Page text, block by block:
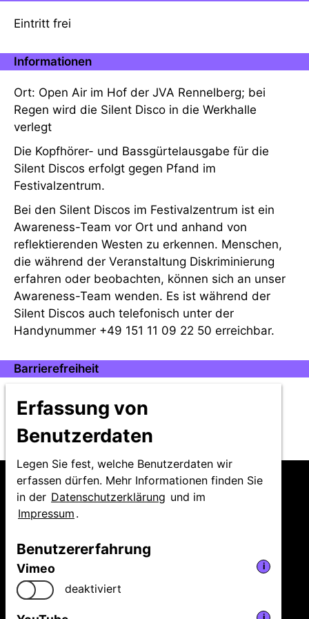
Erfassung von
Benutzerdaten
Legen Sie fest, welche Benutzerdaten wir
erfassen dürfen. Mehr Informationen finden Sie
in der Datenschutzerklärung und im
Impressum .
Benutzererfahrung
Vimeo i
deaktiviert
Eintritt frei
Informationen
Ort: Open Air im Hof der JVA Rennelberg; bei
Regen wird die Silent Disco in die Werkhalle
verlegt
Die Kopfhörer- und Bassgürtelausgabe für die
Silent Discos erfolgt gegen Pfand im
Festivalzentrum.
Bei den Silent Discos im Festivalzentrum ist ein
Awareness-Team vor Ort und anhand von
reflektierenden Westen zu erkennen. Menschen,
die während der Veranstaltung Diskriminierung
erfahren oder beobachten, können sich an unser
Awareness-Team wenden. Es ist während der
Silent Discos auch telefonisch unter der
Handynummer +49 151 11 09 22 50 erreichbar.
Barrierefreiheit
Infos zur Barrierefreiheit unter dem folgenden
Link: Barrierefreiheit
Staatstheater Hannover
GmbH
Festival Theaterformen
Ballhofplatz 5